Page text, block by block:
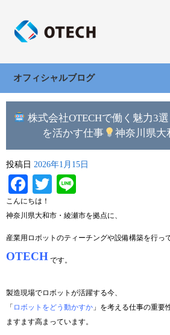
オフィシャルブログ
株式会社OTECHで働く魅力3
を活かす仕事
神奈川県大
投稿日 2026年1月15日
Facebook
Twitter
こんにちは！
神奈川県大和市・綾瀬市を拠点に、
産業用ロボットのティーチングや設備構築を行っ
OTECH です。
製造現場でロボットが活躍する今、
「 ロボットをどう動かすか 」を考える仕事の重要
ますます高まっています。